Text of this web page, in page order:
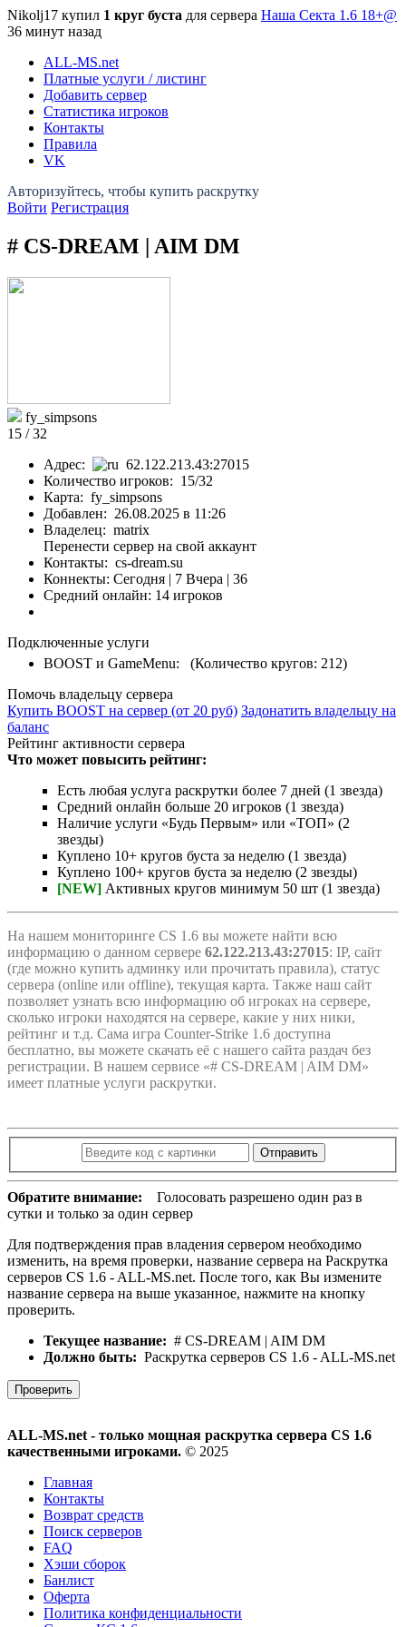
Nikolj17 купил 1 круг буста для сервера Наша Секта 1.6 18+@
36 минут назад
ALL-MS.net
Платные услуги / листинг
Добавить сервер
Статистика игроков
Контакты
Правила
VK
Войти Регистрация
# CS-DREAM | AIM DM
fy_simpsons
15 / 32
Адрес:
62.122.213.43:27015
Количество игроков: 15/32
Карта: fy_simpsons
Добавлен: 26.08.2025 в 11:26
Владелец: matrix
Перенести сервер на свой аккаунт
Контакты: cs-dream.su
Коннекты: Сегодня | 7 Вчера | 36
Средний онлайн: 14 игроков
Подключенные услуги
BOOST и GameMenu: (Количество кругов: 212)
Помочь владельцу сервера
Купить BOOST на сервер (от 20 руб) Задонатить владельцу на
баланс
Рейтинг активности сервера
Что может повысить рейтинг:
Есть любая услуга раскрутки более 7 дней (1 звезда)
Средний онлайн больше 20 игроков (1 звезда)
Наличие услуги «Будь Первым» или «ТОП» (2
звезды)
Куплено 10+ кругов буста за неделю (1 звезда)
Куплено 100+ кругов буста за неделю (2 звезды)
[NEW] Активных кругов минимум 50 шт (1 звезда)
На нашем мониторинге CS 1.6 вы можете найти всю
информацию о данном сервере 62.122.213.43:27015: IP, сайт
(где можно купить админку или прочитать правила), статус
сервера (online или offline), текущая карта. Также наш сайт
позволяет узнать всю информацию об игроках на сервере,
сколько игроки находятся на сервере, какие у них ники,
рейтинг и т.д. Сама игра Counter-Strike 1.6 доступна
бесплатно, вы можете скачать её с нашего сайта раздач без
регистрации. В нашем сервисе «# CS-DREAM | AIM DM»
имеет платные услуги раскрутки.
Отправить
Обратите внимание: Голосовать разрешено один раз в
сутки и только за один сервер
Для подтверждения прав владения сервером необходимо
изменить, на время проверки, название сервера на Раскрутка
серверов CS 1.6 - ALL-MS.net. После того, как Вы измените
название сервера на выше указанное, нажмите на кнопку
проверить.
Текущее название: # CS-DREAM | AIM DM
Должно быть: Раскрутка серверов CS 1.6 - ALL-MS.net
Проверить
ALL-MS.net - только мощная раскрутка сервера CS 1.6
качественными игроками. © 2025
Главная
Контакты
Возврат средств
Поиск серверов
FAQ
Хэши сборок
Банлист
Оферта
Политика конфиденциальности